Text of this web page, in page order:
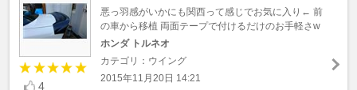
4
悪っ羽感がいかにも関西って感じでお気に入り← 前
の車から移植 両面テープで付けるだけのお手軽さw
ホンダ トルネオ
カテゴリ：ウイング
2015年11月20日 14:21